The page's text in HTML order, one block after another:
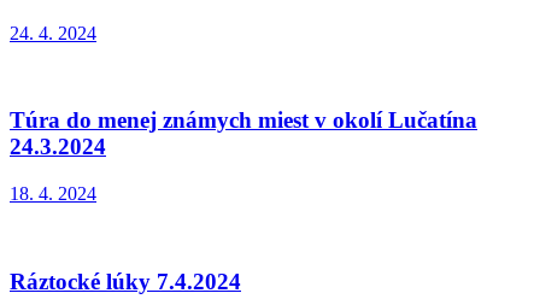
24. 4. 2024
Túra do menej známych miest v okolí Lučatína
24.3.2024
18. 4. 2024
Ráztocké lúky 7.4.2024